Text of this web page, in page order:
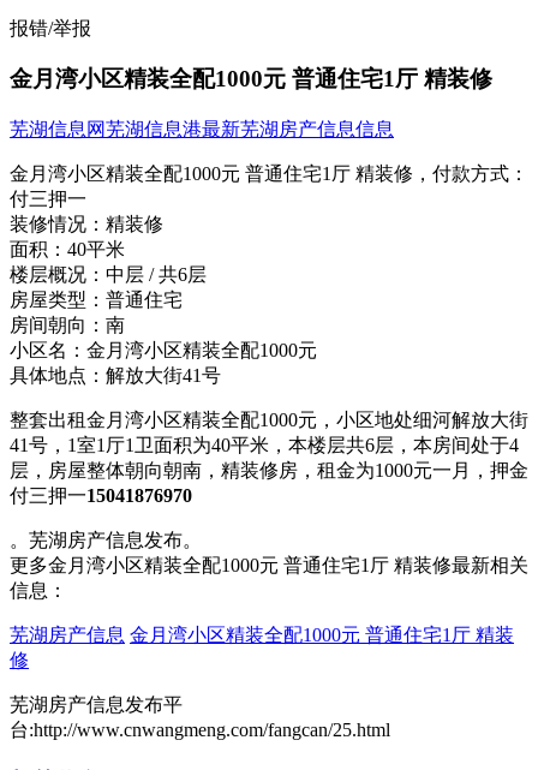
报错/举报
金月湾小区精装全配1000元 普通住宅1厅 精装修
芜湖信息网芜湖信息港最新芜湖房产信息信息
金月湾小区精装全配1000元 普通住宅1厅 精装修， 付款方式：
付三押一
装修情况： 精装修
面积： 40平米
楼层概况： 中层 / 共6层
房屋类型： 普通住宅
房间朝向： 南
小区名： 金月湾小区精装全配1000元
具体地点： 解放大街41号
整套出租金月湾小区精装全配1000元，小区地处细河解放大街
41号，1室1厅1卫面积为40平米，本楼层共6层，本房间处于4
层，房屋整体朝向朝南，精装修房，租金为1000元一月，押金
付三押一15041876970
。芜湖房产信息发布。
更多金月湾小区精装全配1000元 普通住宅1厅 精装修最新相关
信息：
芜湖房产信息 金月湾小区精装全配1000元 普通住宅1厅 精装
修
芜湖房产信息发布平
台:http://www.cnwangmeng.com/fangcan/25.html